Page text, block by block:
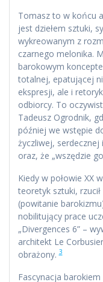
Tomasz to w końcu
jest dziełem sztuki,
wykreowanym z
czarnego melonika.
barokowym
totalnej, epatującej
ekspresji, ale i
odbiorcy. To
Tadeusz Ogrodnik,
później we wstępie
życzliwej, serdecznej
oraz, że „wszędzie go
Kiedy w połowie XX
teoretyk sztuki, rzucił
(powitanie
nobilitujący prace
„Divergences 6” –
architekt Le
obrażony. 3
Fascynacja